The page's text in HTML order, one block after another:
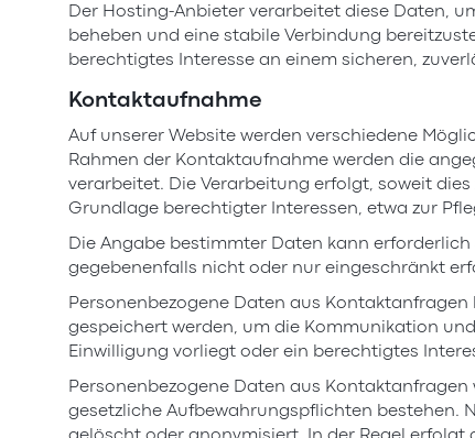
Der Hosting-Anbieter verarbeitet diese Daten,
beheben und eine stabile Verbindung
berechtigtes Interesse an einem sicheren,
Kontaktaufnahme
Auf unserer Website werden verschiedene
Rahmen der Kontaktaufnahme werden die
verarbeitet. Die Verarbeitung erfolgt, soweit
Grundlage berechtigter Interessen, etwa zur
Die Angabe bestimmter Daten kann
gegebenenfalls nicht oder nur eingeschränkt
Personenbezogene Daten aus
gespeichert werden, um die Kommunikation
Einwilligung vorliegt oder ein berechtigtes
Personenbezogene Daten aus
gesetzliche Aufbewahrungspflichten bestehen.